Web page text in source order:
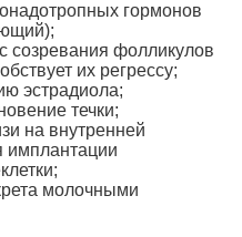
гормонов
созревания фолликулов
их регрессу;
эстрадиола;
течки;
на внутренней
имплантации
молочными